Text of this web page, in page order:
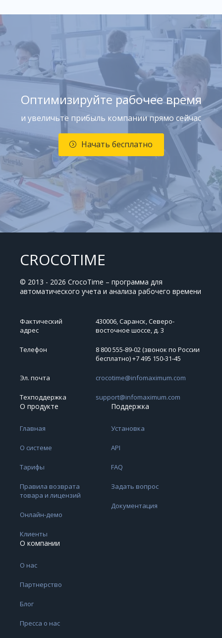
Оптимизируйте рабочее время
и увеличьте прибыль компании прямо сейчас
Начать бесплатно
CROCOTIME
© 2013 - 2026 CrocoTime – программа для
автоматического учета и анализа рабочего времени
Фактический
адрес
430006, Саранск, Северо-
восточное шоссе, д. 3
Телефон
8 800 555-89-02 (звонок по России
бесплатно) +7 495 150‑31‑45
Эл. почта crocotime@infomaximum.com
Техподдержка support@infomaximum.com
О продукте
Главная
О системе
Тарифы
Правила возврата
товара и лицензий
Онлайн-демо
Клиенты
Поддержка
Установка
API
FAQ
Задать вопрос
Документация
О компании
О нас
Партнерство
Блог
Пресса о нас